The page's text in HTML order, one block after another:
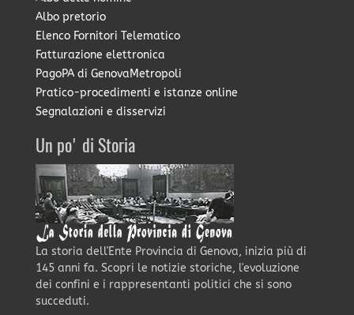
Albo pretorio
Elenco Fornitori Telematico
Fatturazione elettronica
PagoPA di GenovaMetropoli
Pratico-procedimenti e istanze online
Segnalazioni e disservizi
Un po' di Storia
La storia dell'Ente Provincia di Genova, inizia più di
145 anni fa. Scopri le notizie storiche, l'evoluzione
dei confini e i rappresentanti politici che si sono
succeduti.